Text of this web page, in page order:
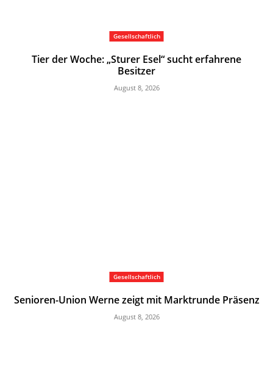
Gesellschaftlich
Tier der Woche: „Sturer Esel“ sucht erfahrene
Besitzer
August 8, 2026
Gesellschaftlich
Senioren-Union Werne zeigt mit Marktrunde Präsenz
August 8, 2026